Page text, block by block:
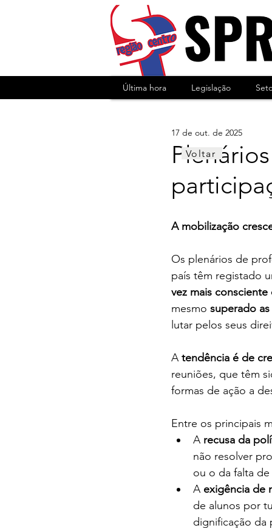
Última hora Legislação
17 de out. de 2025
A mobilização
Os plenários de
país têm registado
vez mais
mesmo superado
lutar pelos seus
A tendência é de
reuniões, que têm
formas de ação a
Entre os principais
A recusa da
não resolver
ou o da falta
A exigência de
de alunos por
dignificação da
Voltar